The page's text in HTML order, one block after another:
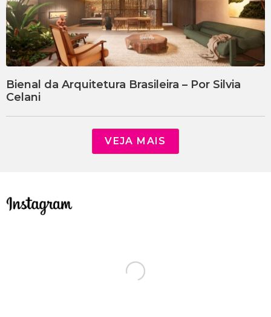
Bienal da Arquitetura Brasileira – Por Silvia
Celani
VEJA MAIS